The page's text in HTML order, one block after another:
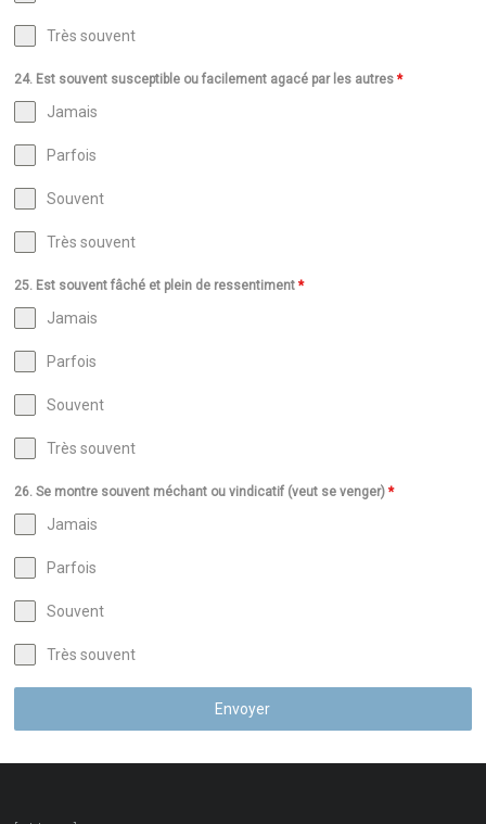
Très souvent
24. Est souvent susceptible ou facilement agacé par les autres*
Jamais
Parfois
Souvent
Très souvent
25. Est souvent fâché et plein de ressentiment*
Jamais
Parfois
Souvent
Très souvent
26. Se montre souvent méchant ou vindicatif (veut se venger)*
Jamais
Parfois
Souvent
Très souvent
Envoyer